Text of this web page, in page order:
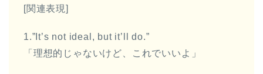
[関連表現]
1.”It’s not ideal, but it’ll do.”
「理想的じゃないけど、これでいいよ」